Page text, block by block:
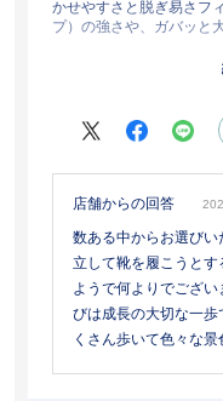
かせやすさと脱ぎ易さフ
プ）の強さや、ガバッと
• 子供の反応は、家の中
クスさんにお世話になり
店舗からの回答
数ある中からお選びい
立して靴を履こうと
ようで何よりでござ
びは成長の大切な一
くさん歩いて色々な景